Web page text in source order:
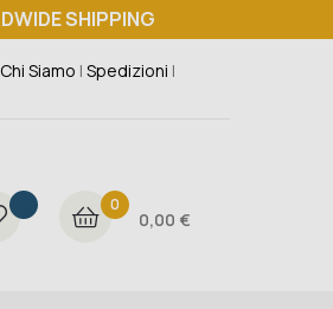
SHIPPING
Chi Siamo | Spedizioni |
0
0,00 €